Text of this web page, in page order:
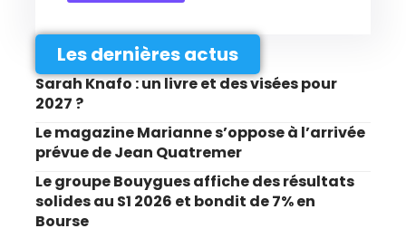
Les dernières actus
Sarah Knafo : un livre et des visées pour
2027 ?
Le magazine Marianne s’oppose à l’arrivée
prévue de Jean Quatremer
Le groupe Bouygues affiche des résultats
solides au S1 2026 et bondit de 7% en
Bourse